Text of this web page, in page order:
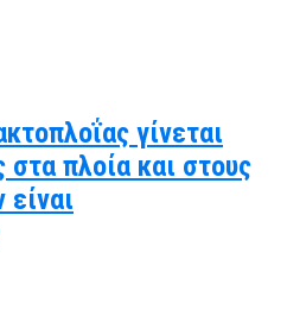
γίνεται
πλοία και στους